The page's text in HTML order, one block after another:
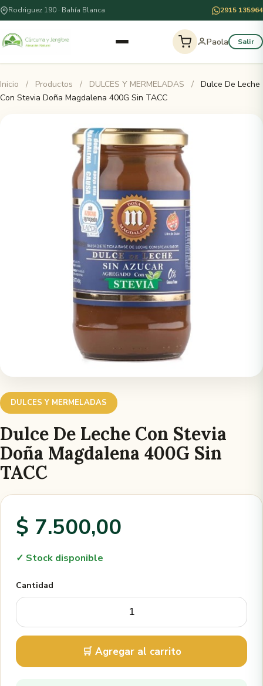
Rodriguez 190 · Bahía Blanca 2915 135964
Paola Salir
Inicio / Productos / DULCES Y MERMELADAS /
Dulce De Leche
Con Stevia Doña Magdalena 400G Sin TACC
DULCES Y MERMELADAS
Dulce De Leche Con Stevia
Doña Magdalena 400G Sin
TACC
$ 7.500,00
✓ Stock disponible
Cantidad
🛒 Agregar al carrito